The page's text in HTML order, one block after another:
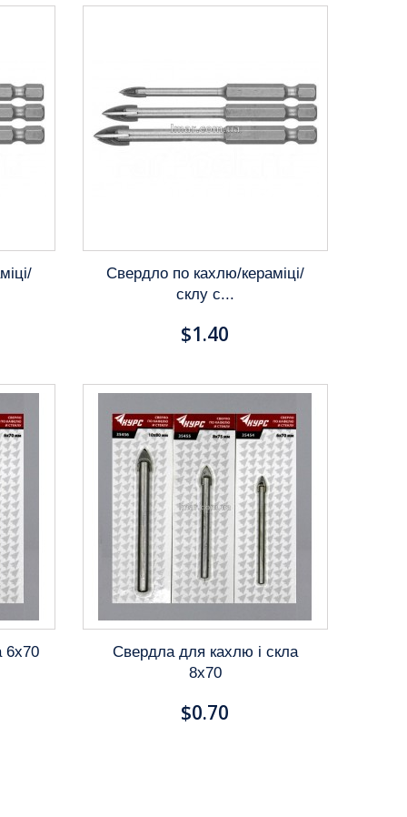
Свердло по кахлю/кераміці/
склу c...
$1.40
6х70
Свердла для кахлю і скла
8х70
$0.70